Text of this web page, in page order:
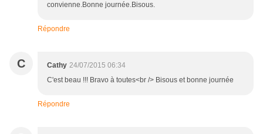
convienne.Bonne journée.Bisous.
Répondre
C Cathy 24/07/2015 06:34
C'est beau !!! Bravo à toutes<br /> Bisous et bonne journée
Répondre